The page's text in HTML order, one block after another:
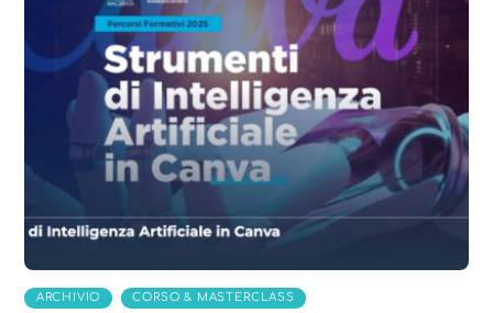
ARCHIVIO , CORSO & MASTERCLASS